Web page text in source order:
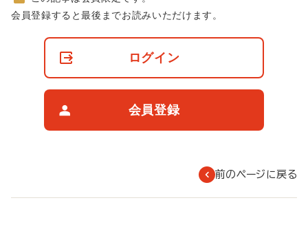
非
会員登録すると最後までお読みいただけます。
ログイン
会員登録
前のページに戻る